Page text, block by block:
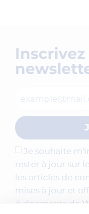
Je souhaite
rester à jour sur
les articles de
mises à jour et
événements de